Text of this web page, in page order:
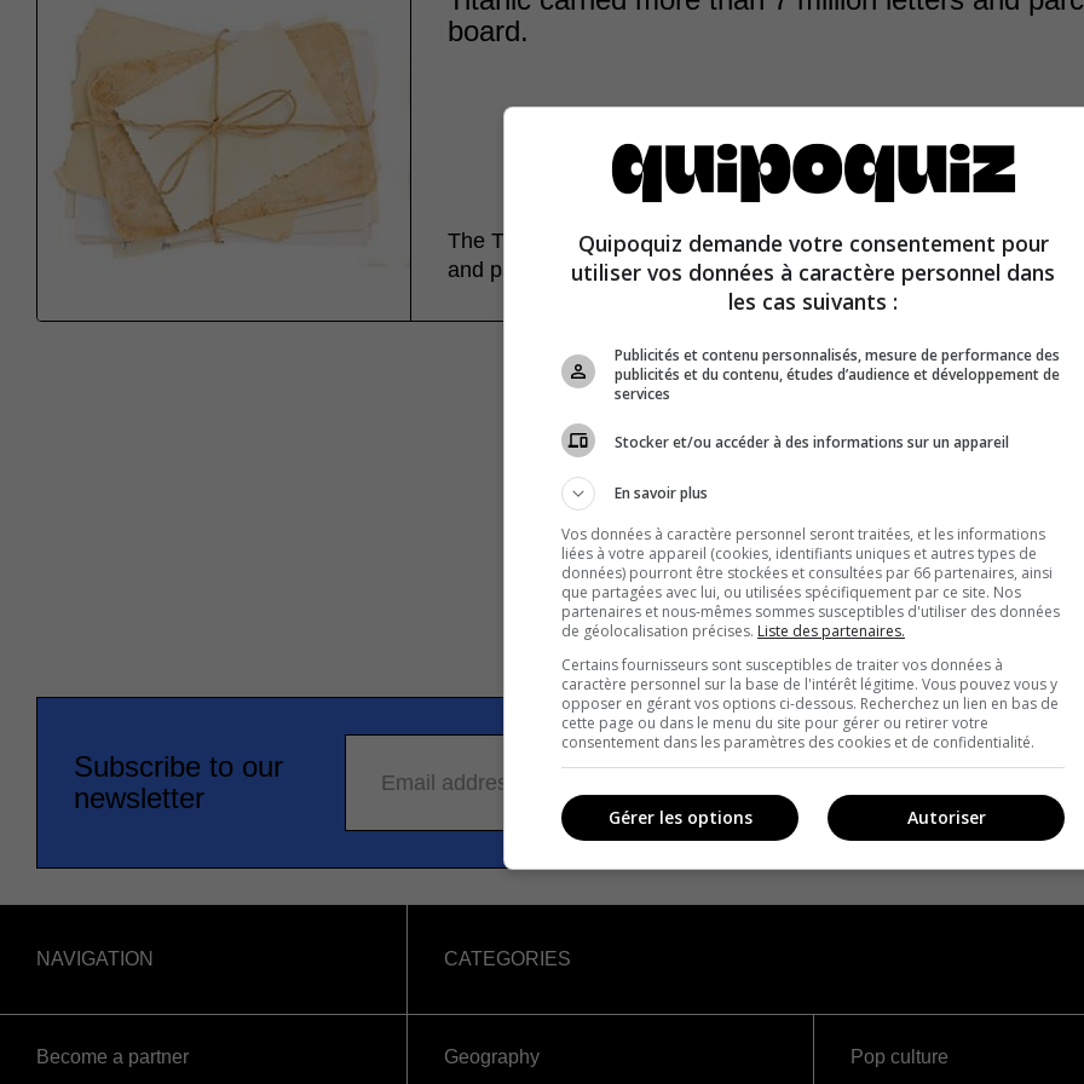
board.
The Titanic carried 3,423 mailbags that contained more than 7
and parcels.
Subscribe to our
newsletter
Email address
NAVIGATION
Become a partner
CATEGORIES
Geography
Pop culture
Quipoquiz demande votre consentement pour
utiliser vos données à caractère personnel dans
les cas suivants :
Publicités et contenu personnalisés, mesure de performance des
publicités et du contenu, études d’audience et développement de
services
Stocker et/ou accéder à des informations sur un appareil
En savoir plus
Vos données à caractère personnel seront traitées, et les informations
liées à votre appareil (cookies, identifiants uniques et autres types de
données) pourront être stockées et consultées par 66 partenaires, ainsi
que partagées avec lui, ou utilisées spécifiquement par ce site. Nos
partenaires et nous-mêmes sommes susceptibles d'utiliser des données
de géolocalisation précises. Liste des partenaires.
Certains fournisseurs sont susceptibles de traiter vos données à
caractère personnel sur la base de l'intérêt légitime. Vous pouvez vous y
opposer en gérant vos options ci-dessous. Recherchez un lien en bas de
cette page ou dans le menu du site pour gérer ou retirer votre
consentement dans les paramètres des cookies et de confidentialité.
Autoriser
Gérer les options